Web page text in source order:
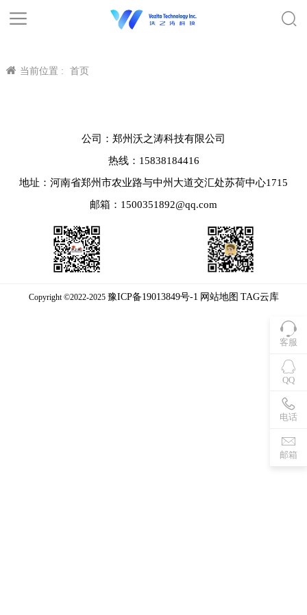
当前位置 : 首页
客服
QQ
电话
邮箱
公司：郑州沃之涛科技有限公司
热线：15838184416
地址：河南省郑州市农业路与中州大道交汇处苏荷中心1715
邮箱：1500351892@qq.com
Copyright ©2022-2025 豫ICP备19013849号-1 网站地图 TAG云库